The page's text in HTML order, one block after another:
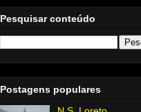
Pesquisar conteúdo
Postagens populares